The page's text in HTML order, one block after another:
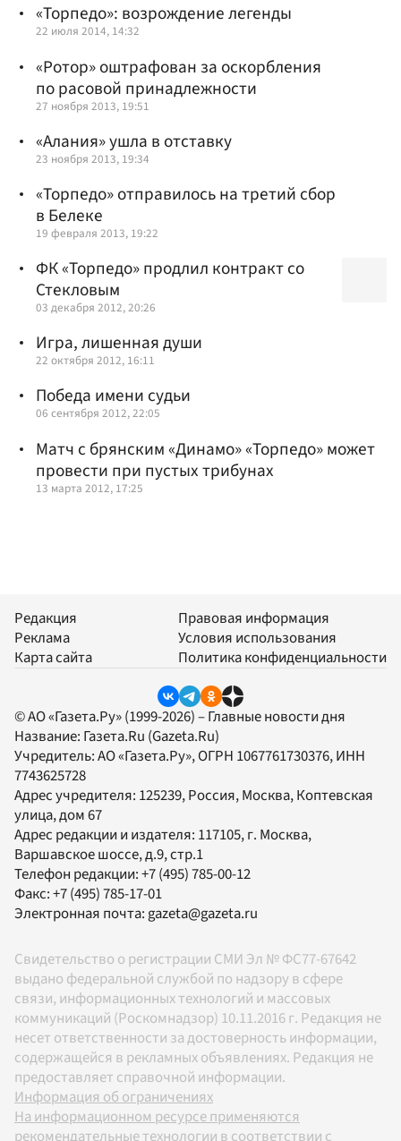
«Торпедо»: возрождение легенды
22 июля 2014, 14:32
«Ротор» оштрафован за оскорбления
по расовой принадлежности
27 ноября 2013, 19:51
«Алания» ушла в отставку
23 ноября 2013, 19:34
«Торпедо» отправилось на третий сбор
в Белеке
19 февраля 2013, 19:22
ФК «Торпедо» продлил контракт со
Стекловым
03 декабря 2012, 20:26
Игра, лишенная души
22 октября 2012, 16:11
Победа имени судьи
06 сентября 2012, 22:05
Матч с брянским «Динамо» «Торпедо» может
провести при пустых трибунах
13 марта 2012, 17:25
Редакция
Реклама
Карта сайта
Правовая информация
Условия использования
Политика конфиденциальности
© АО «Газета.Ру» (1999-2026) – Главные новости дня
Название: Газета.Ru (Gazeta.Ru)
Учредитель:АО «Газета.Ру», ОГРН 1067761730376, ИНН
7743625728
Адрес учредителя: 125239, Россия, Москва, Коптевская
улица, дом 67
Адрес редакции и издателя: 117105, г. Москва,
Варшавское шоссе, д.9, стр.1
Телефон редакции:+7 (495) 785-00-12
Факс:+7 (495) 785-17-01
Электронная почта:gazeta@gazeta.ru
Свидетельство о регистрации СМИ Эл № ФС77-67642
выдано федеральной службой по надзору в сфере
связи, информационных технологий и массовых
коммуникаций (Роскомнадзор) 10.11.2016 г. Редакция не
несет ответственности за достоверность информации,
содержащейся в рекламных объявлениях. Редакция не
предоставляет справочной информации.
Информация об ограничениях
На информационном ресурсе применяются
рекомендательные технологии в соответствии с